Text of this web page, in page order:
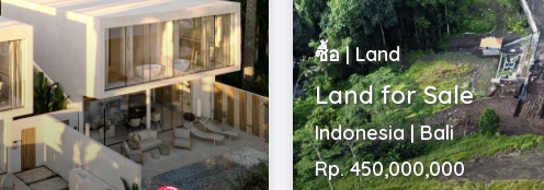
ซื้อ | Land
Land for Sale
Indonesia | Bali
Rp. 450,000,000